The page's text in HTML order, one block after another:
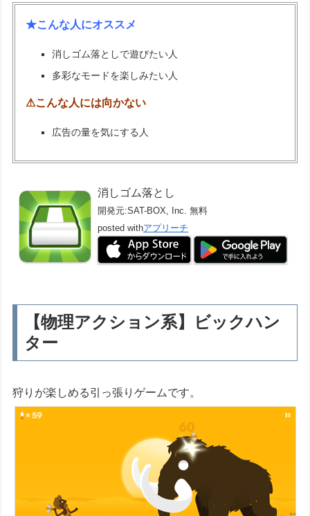
★こんな人にオススメ
消しゴム落としで遊びたい人
多彩なモードを楽しみたい人
⚠こんな人には向かない
広告の量を気にする人
消しゴム落とし
開発元:SAT-BOX, Inc. 無料
posted withアプリーチ
【物理アクション系】ビックハン
ター
狩りが楽しめる引っ張りゲームです。